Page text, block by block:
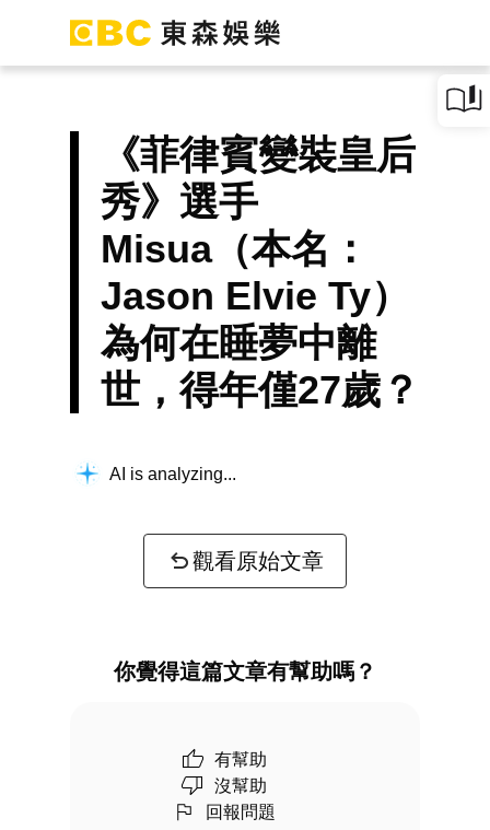
《菲律賓變裝皇后
秀》選手
Misua（本名：
Jason Elvie Ty）
為何在睡夢中離
世，得年僅27歲？
AI is analyzing...
觀看原始文章
你覺得這篇文章有幫助嗎？
有幫助
沒幫助
回報問題